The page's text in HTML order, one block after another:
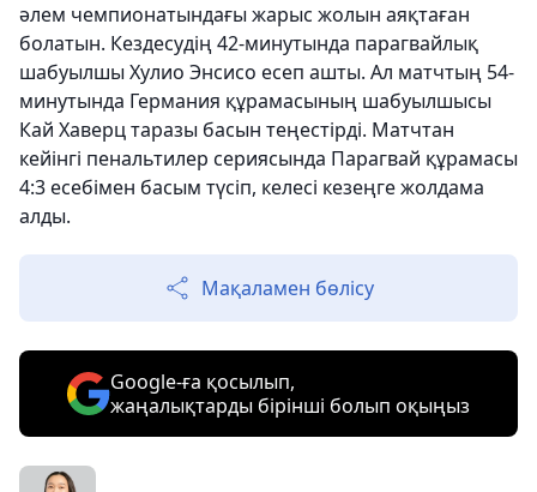
әлем чемпионатындағы жарыс жолын аяқтаған
болатын. Кездесудің 42-минутында парагвайлық
шабуылшы Хулио Энсисо есеп ашты. Ал матчтың 54-
минутында Германия құрамасының шабуылшысы
Кай Хаверц таразы басын теңестірді. Матчтан
кейінгі пенальтилер сериясында Парагвай құрамасы
4:3 есебімен басым түсіп, келесі кезеңге жолдама
алды.
Мақаламен бөлісу
Google-ға қосылып,
жаңалықтарды бірінші болып оқыңыз